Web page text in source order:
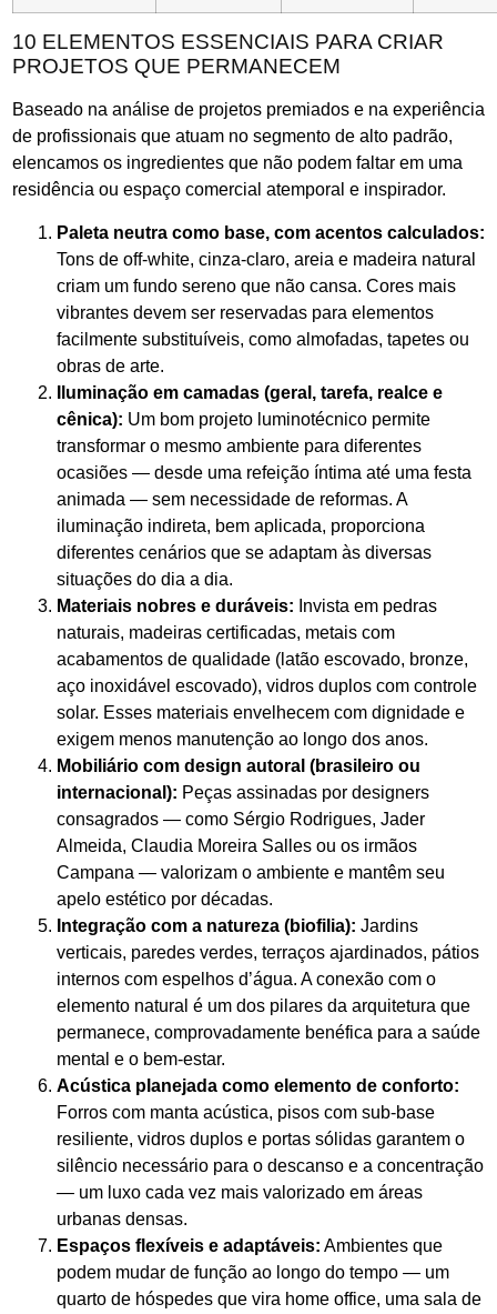
10 ELEMENTOS ESSENCIAIS PARA CRIAR
PROJETOS QUE PERMANECEM
Baseado na análise de projetos premiados e na experiência
de profissionais que atuam no segmento de alto padrão,
elencamos os ingredientes que não podem faltar em uma
residência ou espaço comercial atemporal e inspirador.
Paleta neutra como base, com acentos calculados:
Tons de off-white, cinza-claro, areia e madeira natural
criam um fundo sereno que não cansa. Cores mais
vibrantes devem ser reservadas para elementos
facilmente substituíveis, como almofadas, tapetes ou
obras de arte.
Iluminação em camadas (geral, tarefa, realce e
cênica): Um bom projeto luminotécnico permite
transformar o mesmo ambiente para diferentes
ocasiões — desde uma refeição íntima até uma festa
animada — sem necessidade de reformas. A
iluminação indireta, bem aplicada, proporciona
diferentes cenários que se adaptam às diversas
situações do dia a dia.
Materiais nobres e duráveis: Invista em pedras
naturais, madeiras certificadas, metais com
acabamentos de qualidade (latão escovado, bronze,
aço inoxidável escovado), vidros duplos com controle
solar. Esses materiais envelhecem com dignidade e
exigem menos manutenção ao longo dos anos.
Mobiliário com design autoral (brasileiro ou
internacional): Peças assinadas por designers
consagrados — como Sérgio Rodrigues, Jader
Almeida, Claudia Moreira Salles ou os irmãos
Campana — valorizam o ambiente e mantêm seu
apelo estético por décadas.
Integração com a natureza (biofilia): Jardins
verticais, paredes verdes, terraços ajardinados, pátios
internos com espelhos d’água. A conexão com o
elemento natural é um dos pilares da arquitetura que
permanece, comprovadamente benéfica para a saúde
mental e o bem-estar.
Acústica planejada como elemento de conforto:
Forros com manta acústica, pisos com sub-base
resiliente, vidros duplos e portas sólidas garantem o
silêncio necessário para o descanso e a concentração
— um luxo cada vez mais valorizado em áreas
urbanas densas.
Espaços flexíveis e adaptáveis: Ambientes que
podem mudar de função ao longo do tempo — um
quarto de hóspedes que vira home office, uma sala de